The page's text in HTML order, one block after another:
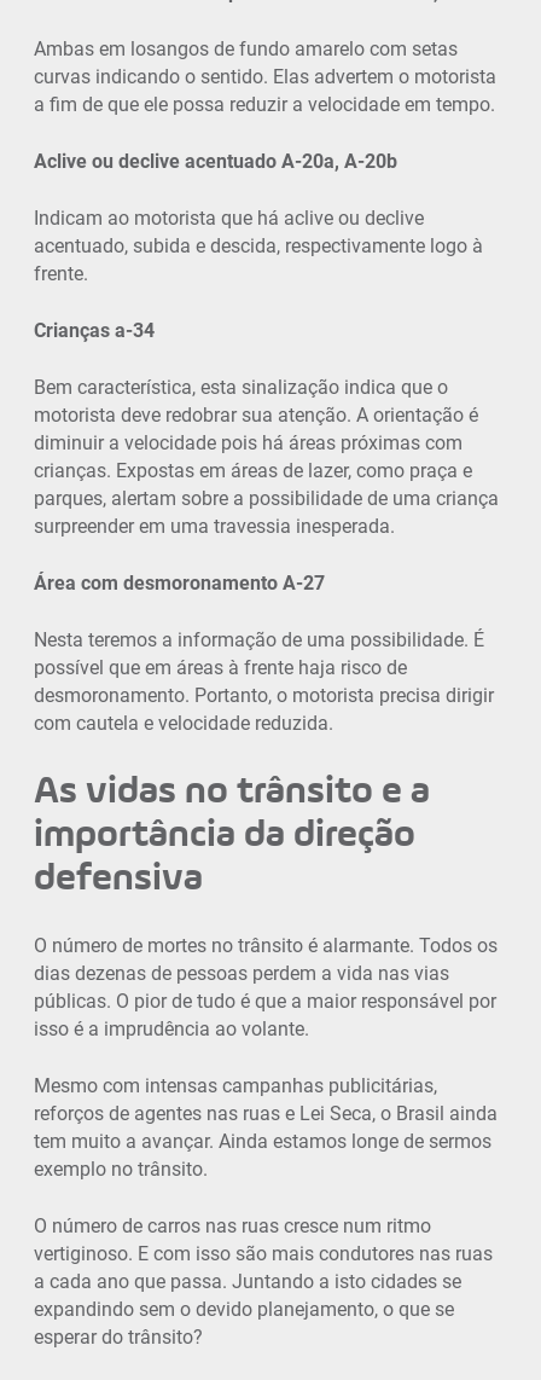
Ambas em losangos de fundo amarelo com setas
curvas indicando o sentido. Elas advertem o motorista
a fim de que ele possa reduzir a velocidade em tempo.
Aclive ou declive acentuado A-20a, A-20b
Indicam ao motorista que há aclive ou declive
acentuado, subida e descida, respectivamente logo à
frente.
Crianças a-34
Bem característica, esta sinalização indica que o
motorista deve redobrar sua atenção. A orientação é
diminuir a velocidade pois há áreas próximas com
crianças. Expostas em áreas de lazer, como praça e
parques, alertam sobre a possibilidade de uma criança
surpreender em uma travessia inesperada.
Área com desmoronamento A-27
Nesta teremos a informação de uma possibilidade. É
possível que em áreas à frente haja risco de
desmoronamento. Portanto, o motorista precisa dirigir
com cautela e velocidade reduzida.
As vidas no trânsito e a
importância da direção
defensiva
O número de mortes no trânsito é alarmante. Todos os
dias dezenas de pessoas perdem a vida nas vias
públicas. O pior de tudo é que a maior responsável por
isso é a imprudência ao volante.
Mesmo com intensas campanhas publicitárias,
reforços de agentes nas ruas e Lei Seca, o Brasil ainda
tem muito a avançar. Ainda estamos longe de sermos
exemplo no trânsito.
O número de carros nas ruas cresce num ritmo
vertiginoso. E com isso são mais condutores nas ruas
a cada ano que passa. Juntando a isto cidades se
expandindo sem o devido planejamento, o que se
esperar do trânsito?